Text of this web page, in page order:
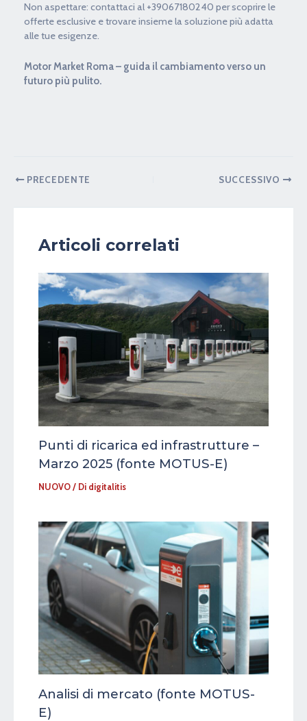
Non aspettare: contattaci al +39067180240 per scoprire le
offerte esclusive e trovare insieme la soluzione più adatta
alle tue esigenze.
Motor Market Roma – guida il cambiamento verso un
futuro più pulito.
PRECEDENTE SUCCESSIVO
Articoli correlati
Punti di ricarica ed infrastrutture –
Marzo 2025 (fonte MOTUS-E)
NUOVO / Di digitalitis
Analisi di mercato (fonte MOTUS-
E)